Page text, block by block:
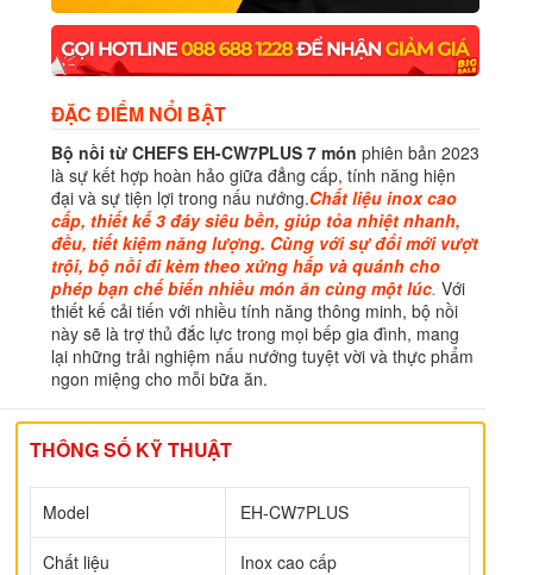
ĐẶC ĐIỂM NỔI BẬT
Bộ nồi từ CHEFS EH-CW7PLUS 7 món phiên bản 2023
là sự kết hợp hoàn hảo giữa đẳng cấp, tính năng hiện
đại và sự tiện lợi trong nấu nướng.Chất liệu inox cao
cấp, thiết kế 3 đáy siêu bền, giúp tỏa nhiệt nhanh,
đều, tiết kiệm năng lượng. Cùng với sự đổi mới vượt
trội, bộ nồi đi kèm theo xửng hấp và quánh cho
phép bạn chế biến nhiều món ăn cùng một lúc. Với
thiết kế cải tiến với nhiều tính năng thông minh, bộ nồi
này sẽ là trợ thủ đắc lực trong mọi bếp gia đình, mang
lại những trải nghiệm nấu nướng tuyệt vời và thực phẩm
ngon miệng cho mỗi bữa ăn.
THÔNG SỐ KỸ THUẬT
Model EH-CW7PLUS
Chất liệu Inox cao cấp